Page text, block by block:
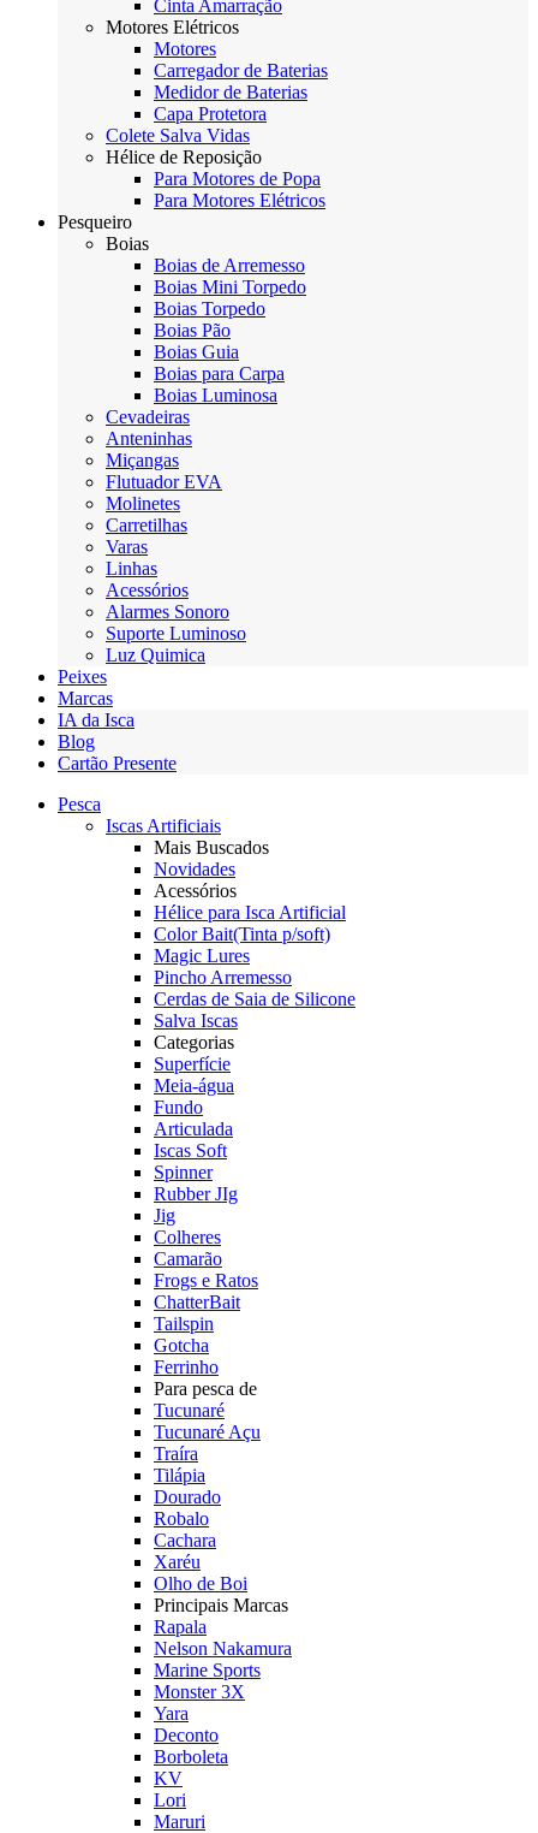
Cinta Amarração
Motores Elétricos
Motores
Carregador de Baterias
Medidor de Baterias
Capa Protetora
Colete Salva Vidas
Hélice de Reposição
Para Motores de Popa
Para Motores Elétricos
Pesqueiro
Boias
Boias de Arremesso
Boias Mini Torpedo
Boias Torpedo
Boias Pão
Boias Guia
Boias para Carpa
Boias Luminosa
Cevadeiras
Anteninhas
Miçangas
Flutuador EVA
Molinetes
Carretilhas
Varas
Linhas
Acessórios
Alarmes Sonoro
Suporte Luminoso
Luz Quimica
Peixes
Marcas
IA da Isca
Blog
Cartão Presente
Pesca
Iscas Artificiais
Mais Buscados
Novidades
Acessórios
Hélice para Isca Artificial
Color Bait(Tinta p/soft)
Magic Lures
Pincho Arremesso
Cerdas de Saia de Silicone
Salva Iscas
Categorias
Superfície
Meia-água
Fundo
Articulada
Iscas Soft
Spinner
Rubber JIg
Jig
Colheres
Camarão
Frogs e Ratos
ChatterBait
Tailspin
Gotcha
Ferrinho
Para pesca de
Tucunaré
Tucunaré Açu
Traíra
Tilápia
Dourado
Robalo
Cachara
Xaréu
Olho de Boi
Principais Marcas
Rapala
Nelson Nakamura
Marine Sports
Monster 3X
Yara
Deconto
Borboleta
KV
Lori
Maruri